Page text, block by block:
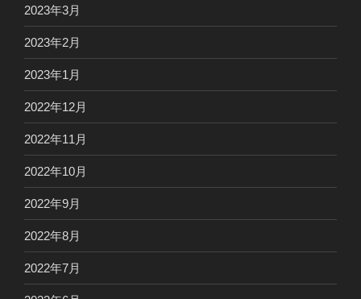
2023年3月
2023年2月
2023年1月
2022年12月
2022年11月
2022年10月
2022年9月
2022年8月
2022年7月